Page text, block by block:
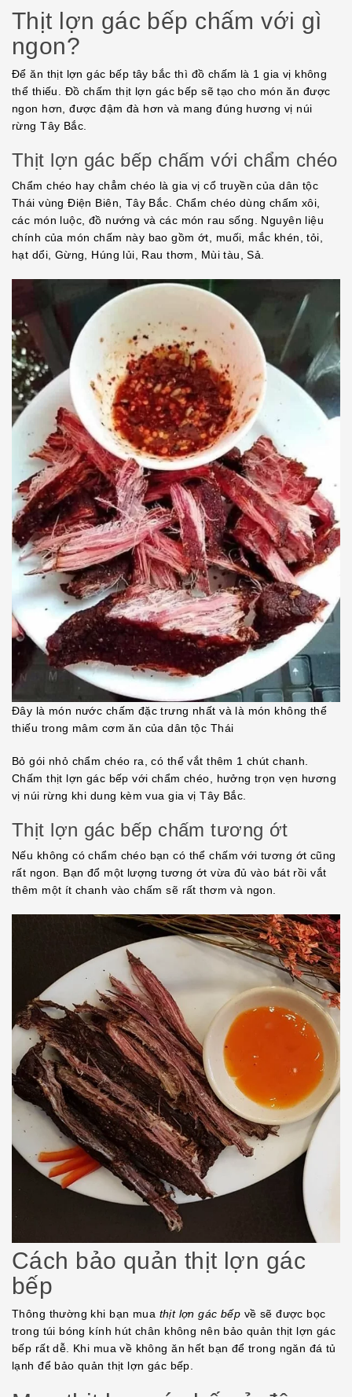
Thịt lợn gác bếp chấm với gì
ngon?
Để ăn thịt lợn gác bếp tây bắc thì đồ chấm là 1 gia vị không
thể thiếu. Đồ chấm thịt lợn gác bếp sẽ tạo cho món ăn được
ngon hơn, được đậm đà hơn và mang đúng hương vị núi
rừng Tây Bắc.
Thịt lợn gác bếp chấm với chẩm chéo
Chẩm chéo hay chẳm chéo là gia vị cổ truyền của dân tộc
Thái vùng Điện Biên, Tây Bắc. Chẩm chéo dùng chấm xôi,
các món luộc, đồ nướng và các món rau sống. Nguyên liệu
chính của món chấm này bao gồm ớt, muối, mắc khén, tỏi,
hạt dổi, Gừng, Húng lủi, Rau thơm, Mùi tàu, Sả.
Đây là món nước chấm đặc trưng nhất và là món không thể
thiếu trong mâm cơm ăn của dân tộc Thái
Bỏ gói nhỏ chẩm chéo ra, có thể vắt thêm 1 chút chanh.
Chấm thịt lợn gác bếp với chẩm chéo, hưởng trọn vẹn hương
vị núi rừng khi dung kèm vua gia vị Tây Bắc.
Thịt lợn gác bếp chấm tương ớt
Nếu không có chẩm chéo bạn có thể chấm với tương ớt cũng
rất ngon. Bạn đổ một lượng tương ớt vừa đủ vào bát rồi vắt
thêm một ít chanh vào chấm sẽ rất thơm và ngon.
Cách bảo quản thịt lợn gác
bếp
Thông thường khi bạn mua thịt lợn gác bếp về sẽ được bọc
trong túi bóng kính hút chân không nên bảo quản thịt lợn gác
bếp rất dễ. Khi mua về không ăn hết bạn để trong ngăn đá tủ
lạnh để bảo quản thịt lợn gác bếp.